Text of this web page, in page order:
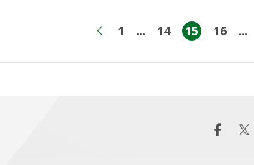
Página anterior
Página
1 ...Páginas
Página
14 Página
15 16 ...